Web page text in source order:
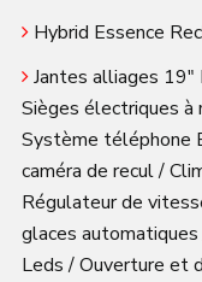
Hybrid Essence
Jantes alliages
Sièges électriques à
Système téléphone
caméra de recul /
Régulateur de
glaces
Leds / Ouverture et